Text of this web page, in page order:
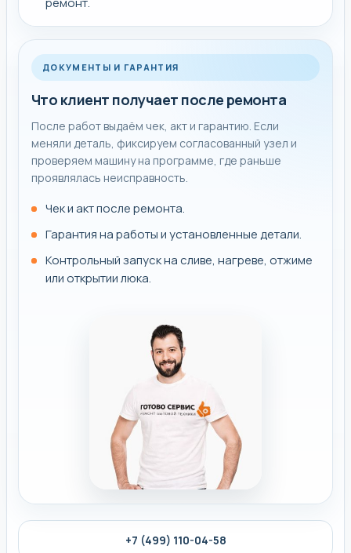
ДОКУМЕНТЫ И ГАРАНТИЯ
Что клиент получает после ремонта
После работ выдаём чек, акт и гарантию. Если
меняли деталь, фиксируем согласованный узел и
проверяем машину на программе, где раньше
проявлялась неисправность.
Чек и акт после ремонта.
Гарантия на работы и установленные детали.
Контрольный запуск на сливе, нагреве, отжиме
или открытии люка.
+7 (499) 110-04-58